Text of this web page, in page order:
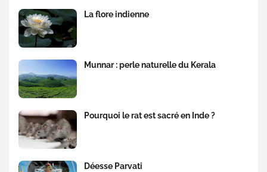
La flore indienne
Munnar : perle naturelle du Kerala
Pourquoi le rat est sacré en Inde ?
Déesse Parvati